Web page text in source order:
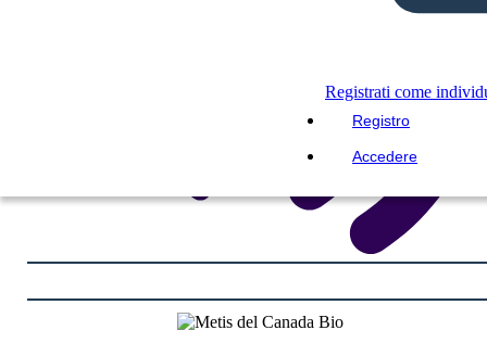
Registrati come
Registro
Accedere